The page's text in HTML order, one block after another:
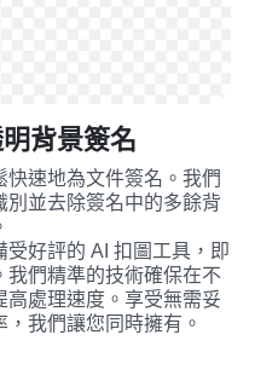
背景簽名
速地為文件簽名。我們
別並去除簽名中的多餘背
受好評的 AI 扣圖工具，即
我們精準的技術確保在不
處理速度。享受無需妥
我們讓您同時擁有。